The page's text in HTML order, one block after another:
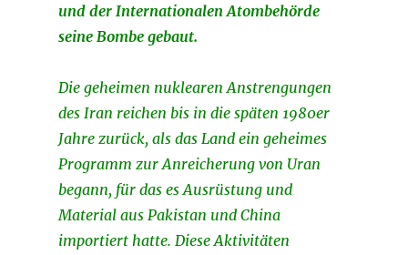
und der Internationalen Atombehörde
seine Bombe gebaut.
Die geheimen nuklearen Anstrengungen
des Iran reichen bis in die späten 1980er
Jahre zurück, als das Land ein geheimes
Programm zur Anreicherung von Uran
begann, für das es Ausrüstung und
Material aus Pakistan und China
importiert hatte. Diese Aktivitäten